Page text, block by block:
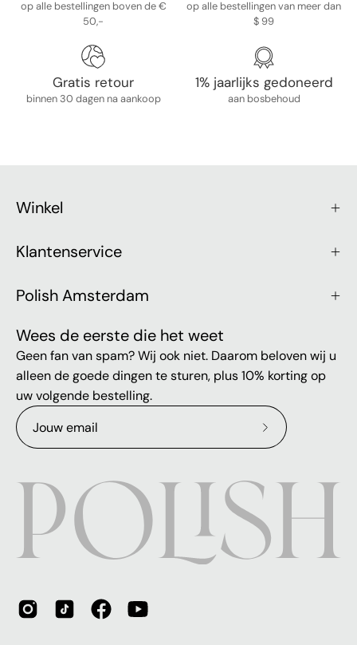
op alle bestellingen boven de €
50,-
op alle bestellingen van meer dan
$ 99
Gratis retour
binnen 30 dagen na aankoop
1% jaarlijks gedoneerd
aan bosbehoud
Winkel
Klantenservice
Polish Amsterdam
Wees de eerste die het weet
Geen fan van spam? Wij ook niet. Daarom beloven wij u
alleen de goede dingen te sturen, plus 10% korting op
uw volgende bestelling.
Abonneer